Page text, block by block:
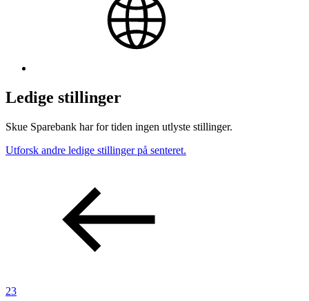
Ledige stillinger
Skue Sparebank har for tiden ingen utlyste stillinger.
Utforsk andre ledige stillinger på senteret.
23